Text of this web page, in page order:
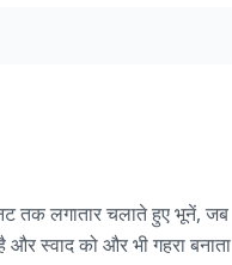
तक लगातार चलाते हुए भूनें, जब
स्वाद को और भी गहरा बनाता